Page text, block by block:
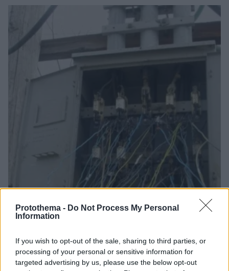
Protothema - Do Not Process My Personal
Information
If you wish to opt-out of the sale, sharing to third parties, or
processing of your personal or sensitive information for
targeted advertising by us, please use the below opt-out
Πήγαν να κλέψουν καλώδια στον Άγιο Στέφανο, ο
ένας έπαθε ηλεκτροπληξία και έπεσε από ύψος, οι
δύο συνεργοί του τον παράτησαν νεκρό σε